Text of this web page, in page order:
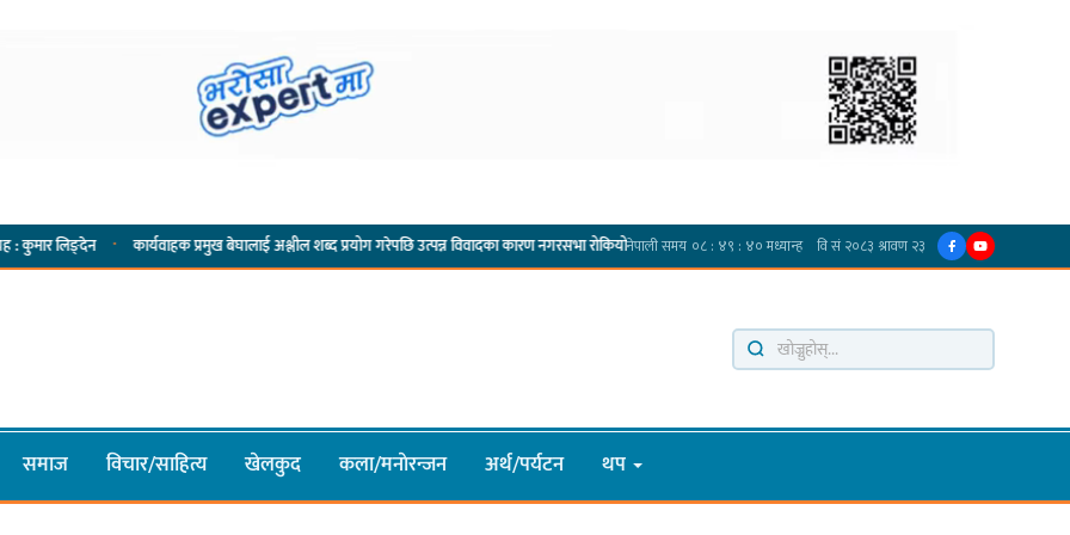
· कार्यवाहक प्रमुख बेघालाई अश्लील शब्द प्रयोग गरेपछि उत्पन्न विवादका कारण नगरसभा रोकियो · प्रदेश अधिकार विहीन भएकोले सरकार फेरबदल गर्न दलहरूलाई अस्थिरताको खेल सजिलो : पूर्व
समाज विचार/साहित्य खेलकुद कला/मनाेरन्जन अर्थ/पर्यटन थप